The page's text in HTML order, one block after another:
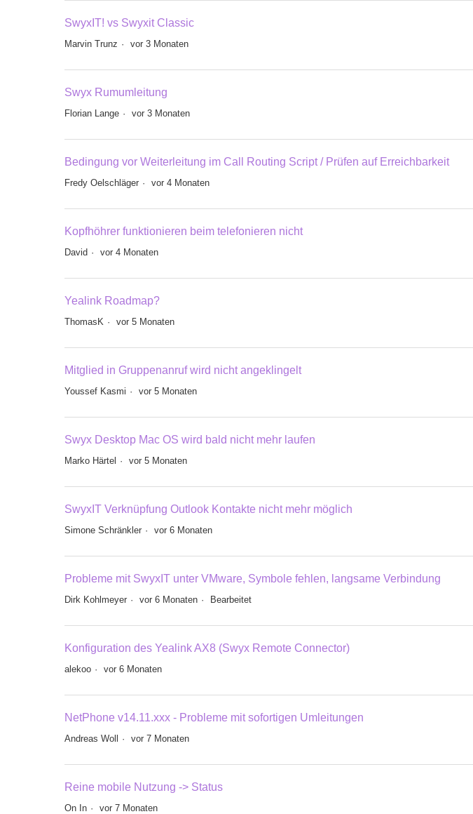
SwyxIT! vs Swyxit Classic
Marvin Trunz vor 3 Monaten
Swyx Rumumleitung
Florian Lange vor 3 Monaten
Bedingung vor Weiterleitung im Call Routing Script / Prüfen auf Erreichbarkeit
Fredy Oelschläger vor 4 Monaten
Kopfhöhrer funktionieren beim telefonieren nicht
David vor 4 Monaten
Yealink Roadmap?
ThomasK vor 5 Monaten
Mitglied in Gruppenanruf wird nicht angeklingelt
Youssef Kasmi vor 5 Monaten
Swyx Desktop Mac OS wird bald nicht mehr laufen
Marko Härtel vor 5 Monaten
SwyxIT Verknüpfung Outlook Kontakte nicht mehr möglich
Simone Schränkler vor 6 Monaten
Probleme mit SwyxIT unter VMware, Symbole fehlen, langsame Verbindung
Dirk Kohlmeyer vor 6 Monaten Bearbeitet
Konfiguration des Yealink AX8 (Swyx Remote Connector)
alekoo vor 6 Monaten
NetPhone v14.11.xxx - Probleme mit sofortigen Umleitungen
Andreas Woll vor 7 Monaten
Reine mobile Nutzung -> Status
On In vor 7 Monaten